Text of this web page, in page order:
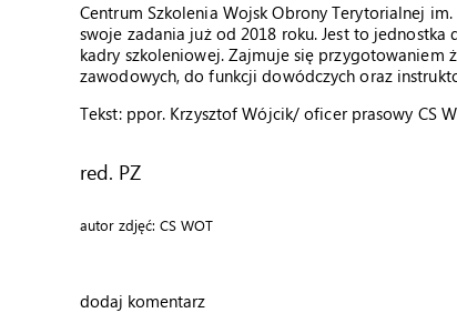
Centrum Szkolenia Wojsk Obrony Terytorialnej
swoje zadania już od 2018 roku. Jest to
kadry szkoleniowej. Zajmuje się przygotowaniem
zawodowych, do funkcji dowódczych oraz
Tekst: ppor. Krzysztof Wójcik/ oficer prasowy CS
red. PZ
autor zdjęć: CS WOT
dodaj komentarz